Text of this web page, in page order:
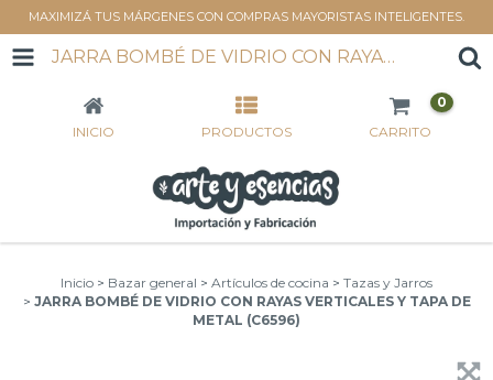
MAXIMIZÁ TUS MÁRGENES CON COMPRAS MAYORISTAS INTELIGENTES.
JARRA BOMBÉ DE VIDRIO CON RAYAS VERTICALES Y TAPA DE METAL (C6596)
INICIO PRODUCTOS CARRITO
0
Inicio > Bazar general > Artículos de cocina > Tazas y Jarros
> JARRA BOMBÉ DE VIDRIO CON RAYAS VERTICALES Y TAPA DE
METAL (C6596)